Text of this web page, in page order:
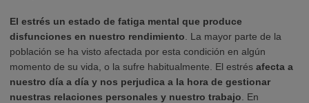
El estrés un estado de fatiga mental que produce
disfunciones en nuestro rendimiento . La mayor parte de la
población se ha visto afectada por esta condición en algún
momento de su vida, o la sufre habitualmente. El estrés afecta a
nuestro día a día y nos perjudica a la hora de gestionar
nuestras relaciones personales y nuestro trabajo . En